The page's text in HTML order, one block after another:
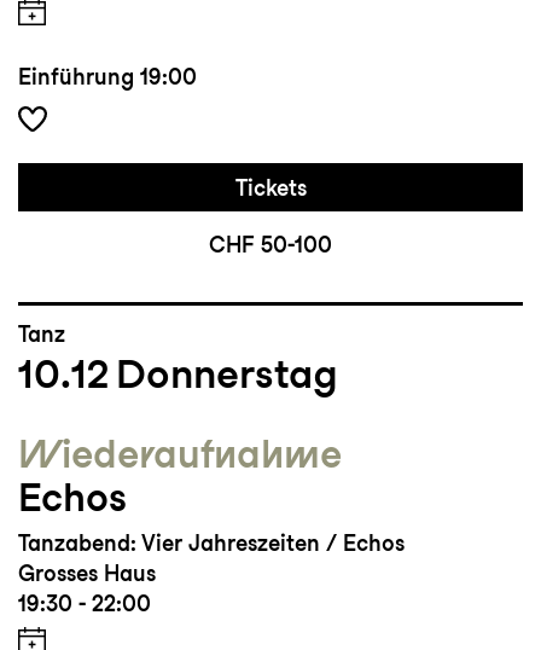
Einführung 19:00
Tickets
CHF 50-100
Tanz
10.12 Donnerstag
Wieder­aufnahme
Echos
Tanzabend: Vier Jahreszeiten / Echos
Grosses Haus
19:30 - 22:00